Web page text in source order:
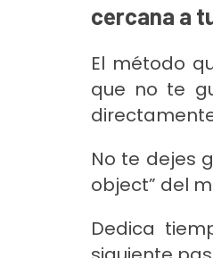
cercana a
El método
que no te
No te dejes
object” del
Dedica